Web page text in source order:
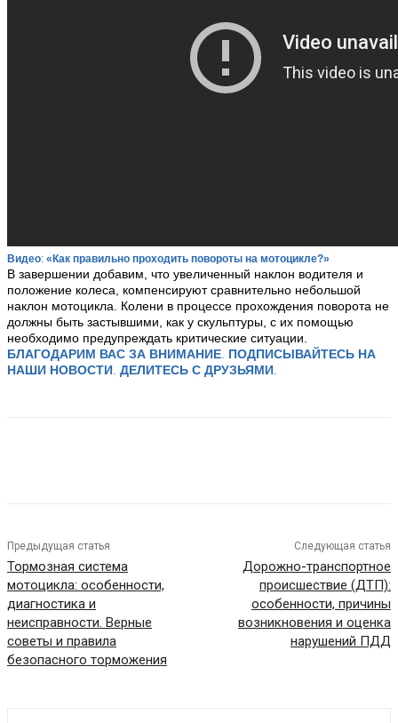
Видео: «Как правильно проходить повороты на мотоцикле?»
В завершении добавим, что увеличенный наклон водителя и
положение колеса, компенсируют сравнительно небольшой
наклон мотоцикла. Колени в процессе прохождения поворота не
должны быть застывшими, как у скульптуры, с их помощью
необходимо предупреждать критические ситуации.
БЛАГОДАРИМ ВАС ЗА ВНИМАНИЕ ПОДПИСЫВАЙТЕСЬ НА
НАШИ НОВОСТИ ДЕЛИТЕСЬ С ДРУЗЬЯМИ
Предыдущая статья
Тормозная система
мотоцикла: особенности,
диагностика и
неисправности. Верные
советы и правила
безопасного торможения
Следующая статья
Дорожно-транспортное
происшествие (ДТП):
особенности, причины
возникновения и оценка
нарушений ПДД